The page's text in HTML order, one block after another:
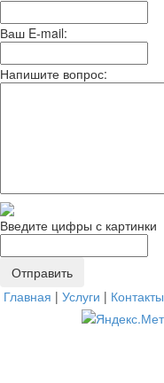
Ваш E-mail:
Напишите вопрос:
Введите цифры с картинки
Главная | Услуги | Контакты